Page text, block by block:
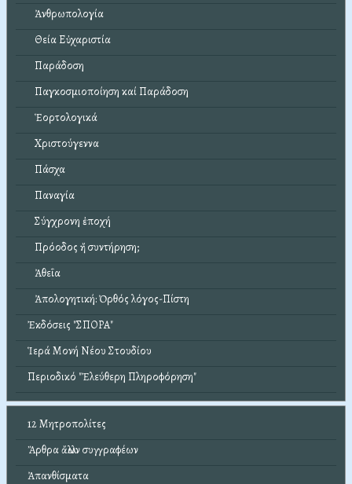
Ἀνθρωπολογία
Θεία Εὐχαριστία
Παράδοση
Παγκοσμιοποίηση καί Παράδοση
Ἑορτολογικά
Χριστούγεννα
Πάσχα
Παναγία
Σύγχρονη ἐποχή
Πρόοδος ἤ συντήρηση;
Ἀθεΐα
Ἀπολογητική: Ὀρθός λόγος-Πίστη
Ἐκδόσεις "ΣΠΟΡΑ"
Ἱερά Μονή Νέου Στουδίου
Περιοδικό "Ἐλεύθερη Πληροφόρηση"
12 Μητροπολίτες
Ἄρθρα ἄλλων συγγραφέων
Ἀπανθίσματα